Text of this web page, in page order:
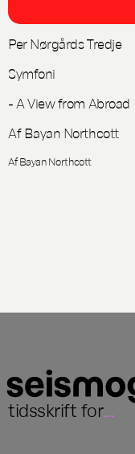
Per Nørgårds Tredje
Symfoni
- A View from Abroad
Af Bayan Northcott
Af Bayan Northcott
tidsskrift for...